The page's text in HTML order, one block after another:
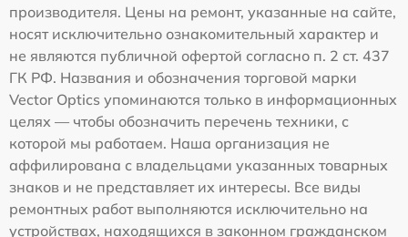
производителя. Цены на ремонт, указанные на сайте,
носят исключительно ознакомительный характер и
не являются публичной офертой согласно п. 2 ст. 437
ГК РФ. Названия и обозначения торговой марки
Vector Optics упоминаются только в информационных
целях — чтобы обозначить перечень техники, с
которой мы работаем. Наша организация не
аффилирована с владельцами указанных товарных
знаков и не представляет их интересы. Все виды
ремонтных работ выполняются исключительно на
устройствах, находящихся в законном гражданском